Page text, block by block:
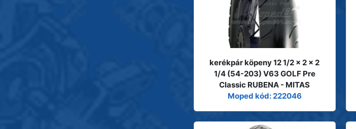
kerékpár köpeny 12 1/2 x 2 x 2
1/4 (54-203) V63 GOLF Pre
Classic RUBENA - MITAS
Moped kód: 222046